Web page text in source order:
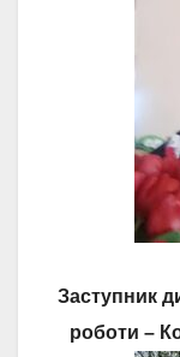
Заступник
роботи –